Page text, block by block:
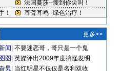
更多>>
闻 不要迷恋哥，哥只是一个鬼
图 英媒评出2009年度搞怪发明
旯 当红明星不仅仅是名利双收